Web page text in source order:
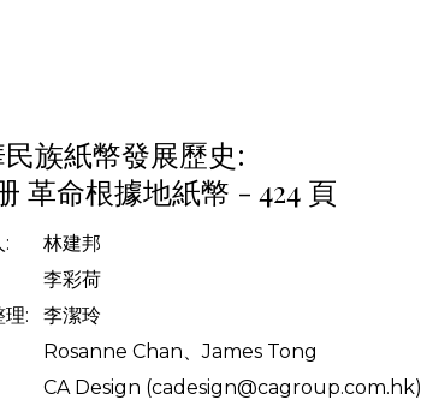
族紙幣發展歷史:
革命根據地紙幣 - 424 頁
: 林建邦
: 李彩荷
理: 李潔玲
Rosanne Chan、James Tong
CA Design (cadesign@cagroup.com.hk)